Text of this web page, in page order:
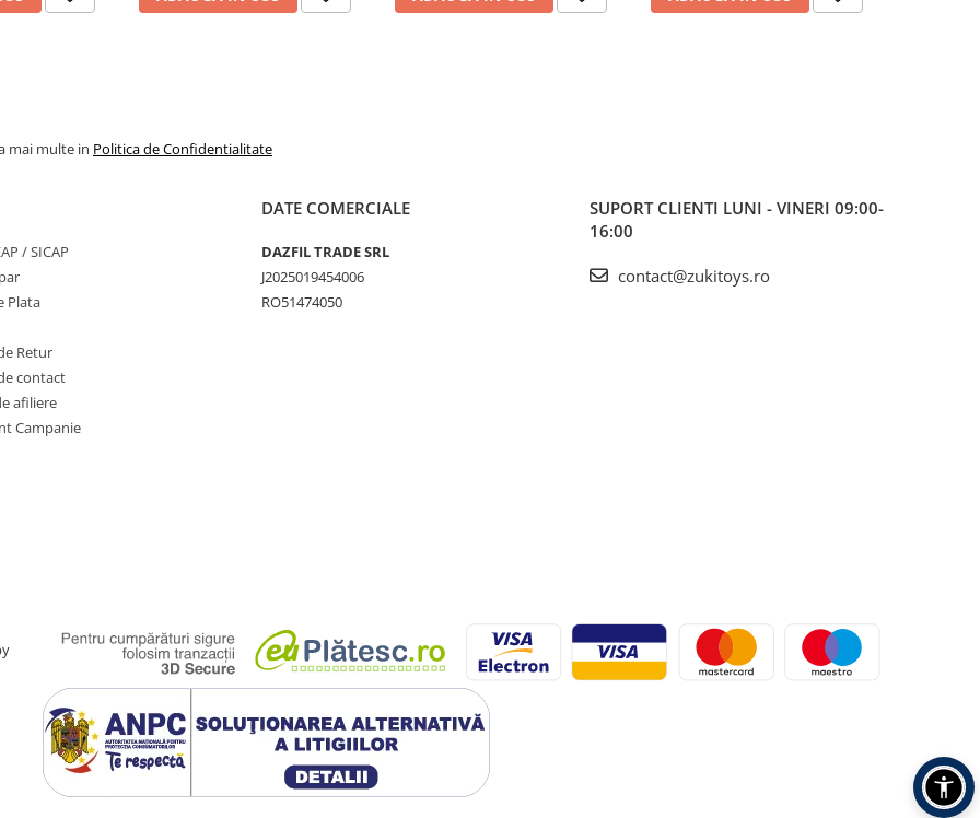
mai multe in Politica de Confidentialitate
/ SICAP
Plata
Retur
contact
afiliere
Campanie
DATE COMERCIALE
DAZFIL TRADE SRL
J2025019454006
RO51474050
SUPORT CLIENTI LUNI - VINERI 09:00-
16:00
contact@zukitoys.ro